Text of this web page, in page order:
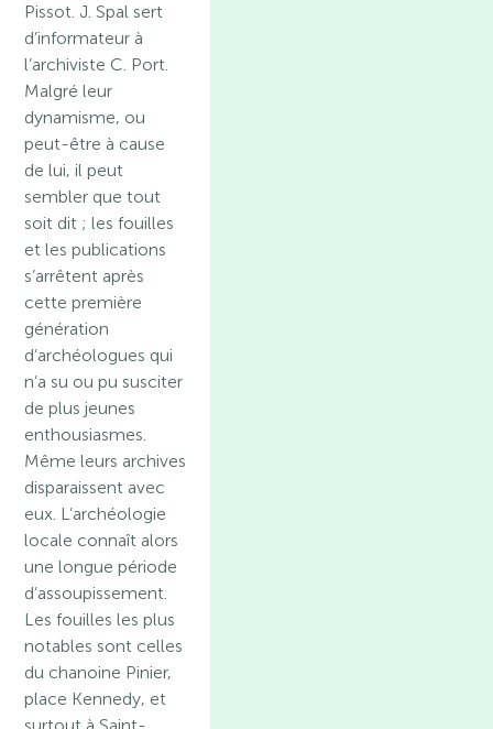
Pissot. J. Spal sert
d’informateur à
l’archiviste C. Port.
Malgré leur
dynamisme, ou
peut-être à cause
de lui, il peut
sembler que tout
soit dit ; les fouilles
et les publications
s’arrêtent après
cette première
génération
d’archéologues qui
n’a su ou pu susciter
de plus jeunes
enthousiasmes.
Même leurs archives
disparaissent avec
eux. L’archéologie
locale connaît alors
une longue période
d’assoupissement.
Les fouilles les plus
notables sont celles
du chanoine Pinier,
place Kennedy, et